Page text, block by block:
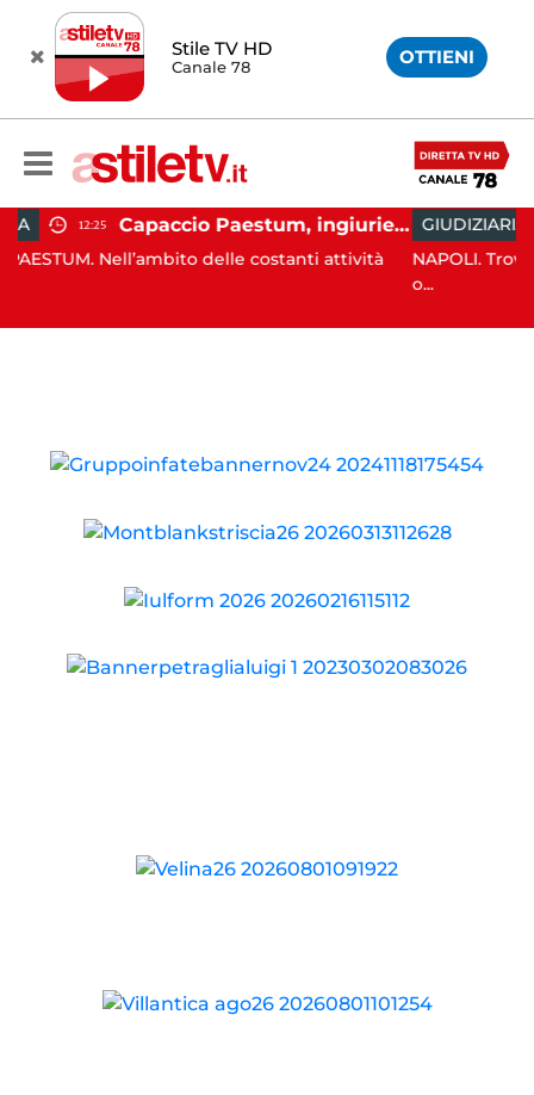
Stile TV HD
Canale 78 OTTIENI
Capaccio Paestum, ingiurie alla Polizia Municipale sui social: indagato un cittadino
delle costanti attività
GIUDIZIARIA 13:26
NAPOLI. Trovato l'accordo